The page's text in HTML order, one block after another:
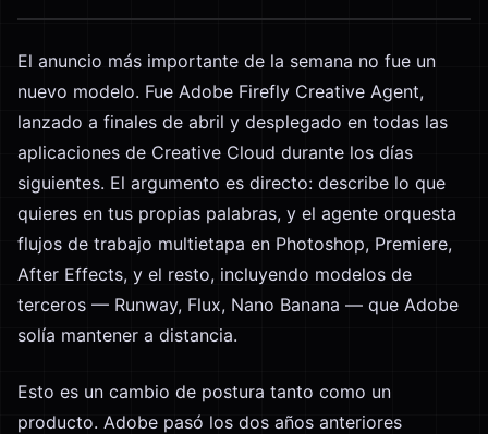
El anuncio más importante de la semana no fue un
nuevo modelo. Fue Adobe Firefly Creative Agent,
lanzado a finales de abril y desplegado en todas las
aplicaciones de Creative Cloud durante los días
siguientes. El argumento es directo: describe lo que
quieres en tus propias palabras, y el agente orquesta
flujos de trabajo multietapa en Photoshop, Premiere,
After Effects, y el resto, incluyendo modelos de
terceros — Runway, Flux, Nano Banana — que Adobe
solía mantener a distancia.
Esto es un cambio de postura tanto como un
producto. Adobe pasó los dos años anteriores